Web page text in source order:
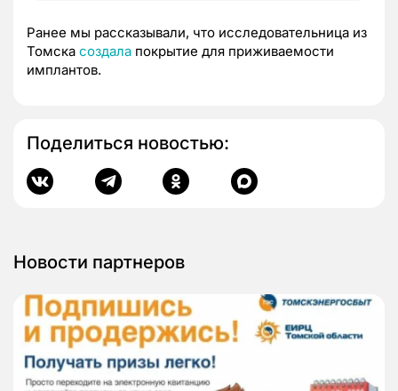
Ранее мы рассказывали, что исследовательница из
Томска создала покрытие для приживаемости
имплантов.
Поделиться новостью:
Новости партнеров